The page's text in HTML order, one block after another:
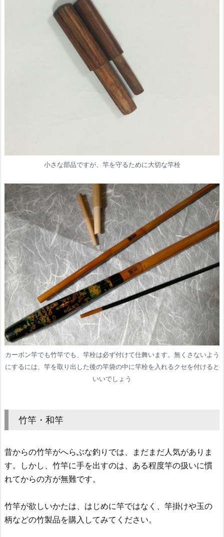
小さな部品ですが、竿を守るために大切な竿栓
カーボン竿でも竹竿でも、竿栓は必ず付けて仕舞います。無くさないよう
にするには、竿を取り出した後の竿袋の中に竿栓を入れるクセを付けると
いいでしょう
竹竿・和竿
昔からの竹竿がへらぶな釣りでは、まだまだ人気がありま
す。しかし、竹竿に手を出すのは、ある程度竿の扱いに慣
れてからの方が無難です。
竹竿が欲しいかたは、はじめに竿ではなく、竿掛けや玉の
柄などの竹製品を購入してみてください。